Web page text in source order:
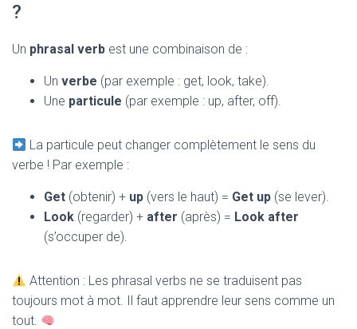
?
Un phrasal verb est une combinaison de :
Un verbe (par exemple : get, look, take).
Une particule (par exemple : up, after, off).
La particule peut changer complètement le sens du
verbe ! Par exemple :
Get (obtenir) + up (vers le haut) = Get up (se lever).
Look (regarder) + after (après) = Look after
(s’occuper de).
Attention : Les phrasal verbs ne se traduisent pas
toujours mot à mot. Il faut apprendre leur sens comme un
tout.